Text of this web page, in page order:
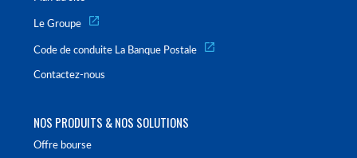
Le Groupe
Code de conduite La Banque Postale
Contactez-nous
NOS PRODUITS & NOS SOLUTIONS
Offre bourse